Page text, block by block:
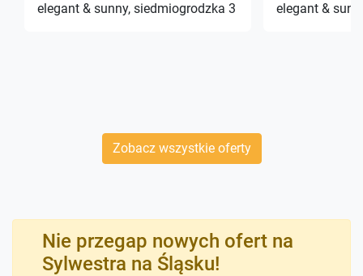
elegant & sunny, siedmiogrodzka 3
elegant &
Zobacz wszystkie oferty
Nie przegap nowych ofert na
Sylwestra na Śląsku!